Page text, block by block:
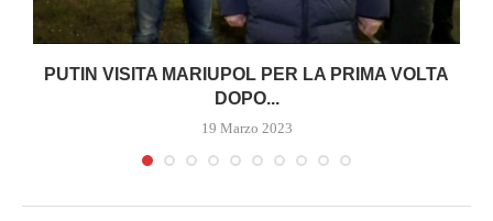
PUTIN VISITA MARIUPOL PER LA PRIMA VOLTA
DOPO...
19 Marzo 2023